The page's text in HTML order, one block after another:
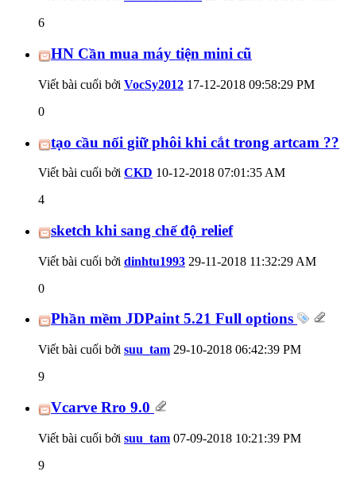
6
HN Cần mua máy tiện mini cũ
Viết bài cuối bởi VocSy2012 17-12-2018 09:58:29 PM
0
tạo cầu nối giữ phôi khi cắt trong artcam ??
Viết bài cuối bởi CKD 10-12-2018 07:01:35 AM
4
sketch khi sang chế độ relief
Viết bài cuối bởi dinhtu1993 29-11-2018 11:32:29 AM
0
Phần mềm JDPaint 5.21 Full options
Viết bài cuối bởi suu_tam 29-10-2018 06:42:39 PM
9
Vcarve Rro 9.0
Viết bài cuối bởi suu_tam 07-09-2018 10:21:39 PM
9